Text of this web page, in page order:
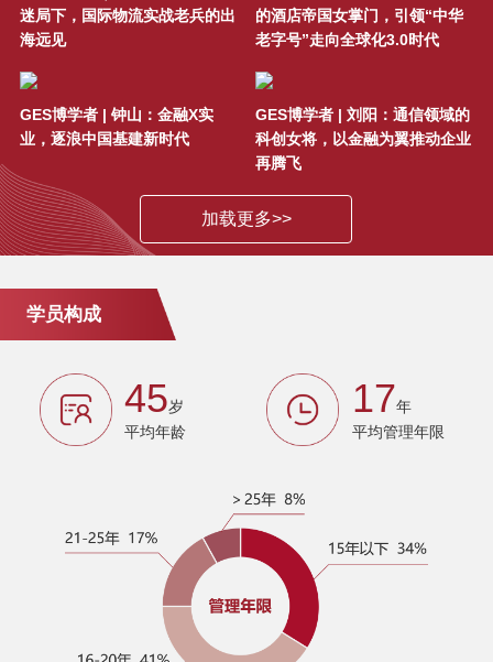
迷局下，国际物流实战老兵的出
海远见
的酒店帝国女掌门，引领“中华
老字号”走向全球化3.0时代
GES博学者 | 钟山：金融X实
业，逐浪中国基建新时代
GES博学者 | 刘阳：通信领域的
科创女将，以金融为翼推动企业
再腾飞
加载更多>>
学员构成
45岁
平均年龄
17年
平均管理年限
月课程宣讲会
公开课邀请 | 听AIG全球首席经济学
7月28日/上海
SAIF金融E沙龙暨第63期陆家嘴读
书会 科技金融：驱动国家创新的力
量
SAIF金融E沙龙：2017年公益金融
研讨会-5月24日/上海
SAIF金融E沙龙-全球资产配置时代
下的中国资管行业未来之路 - 深圳
EMBA/EE/DBA南京课程宣讲会—5
2017 SAIF金融EMBA/EE/DBA 五
月课程宣讲会—5月10日/上海